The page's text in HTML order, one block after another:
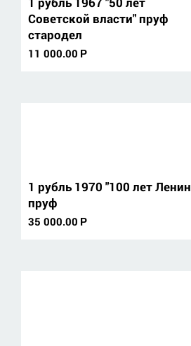
Советской власти" пруф
стародел
11 000.00 Р
1 рубль 1970 "100 лет
пруф
35 000.00 Р